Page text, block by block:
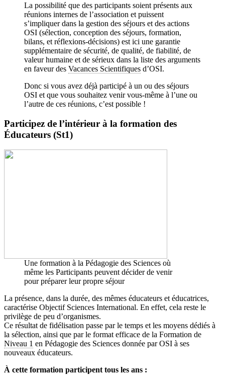
La possibilité que des participants soient présents aux
réunions internes de l’association et puissent
s’impliquer dans la gestion des séjours et des actions
OSI (sélection, conception des séjours, formation,
bilans, et réflexions-décisions) est ici une garantie
supplémentaire de sécurité, de qualité, de fiabilité, de
valeur humaine et de sérieux dans la liste des arguments
en faveur des Vacances Scientifiques d’OSI.
Donc si vous avez déjà participé à un ou des séjours
OSI et que vous souhaitez venir vous-même à l’une ou
l’autre de ces réunions, c’est possible !
Participez de l’intérieur à la formation des
Éducateurs (St1)
Une formation à la Pédagogie des Sciences où
même les Participants peuvent décider de venir
pour préparer leur propre séjour
La présence, dans la durée, des mêmes éducateurs et éducatrices,
caractérise Objectif Sciences International. En effet, cela reste le
privilège de peu d’organismes.
Ce résultat de fidélisation passe par le temps et les moyens dédiés à
la sélection, ainsi que par le format efficace de la Formation de
Niveau 1 en Pédagogie des Sciences donnée par OSI à ses
nouveaux éducateurs.
À cette formation participent tous les ans :